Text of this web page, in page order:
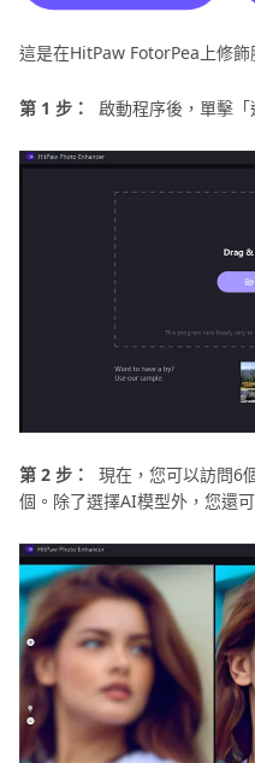
這是在HitPaw FotorPea上修
第 1 步： 啟動程序後，單擊
第 2 步：
現在，您可以訪問6
個。除了選擇AI模型外，您還